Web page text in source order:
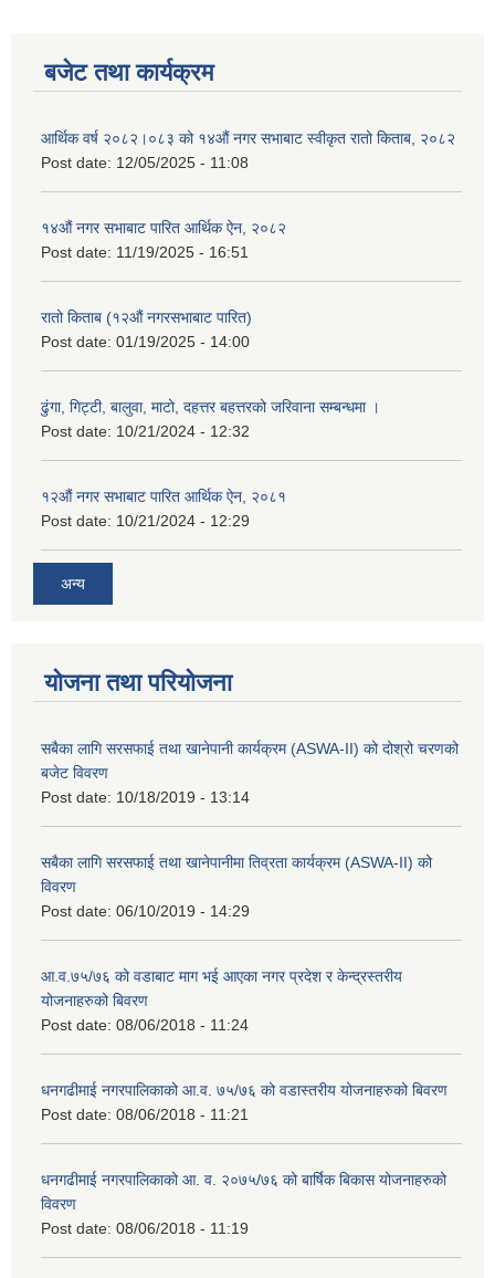
बजेट तथा कार्यक्रम
आर्थिक वर्ष २०८२।०८३ को १४औं नगर सभाबाट स्वीकृत रातो किताब, २०८२
Post date: 12/05/2025 - 11:08
१४औं नगर सभाबाट पारित आर्थिक ऐन, २०८२
Post date: 11/19/2025 - 16:51
रातो किताब (१२औं नगरसभाबाट पारित)
Post date: 01/19/2025 - 14:00
ढुंगा, गिट्टी, बालुवा, माटो, दहत्तर बहत्तरको जरिवाना सम्बन्धमा ।
Post date: 10/21/2024 - 12:32
१२औं नगर सभाबाट पारित आर्थिक ऐन, २०८१
Post date: 10/21/2024 - 12:29
अन्य
योजना तथा परियोजना
सबैका लागि सरसफाई तथा खानेपानी कार्यक्रम (ASWA-II) को दोश्रो चरणको
बजेट विवरण
Post date: 10/18/2019 - 13:14
सबैका लागि सरसफाई तथा खानेपानीमा तिव्रता कार्यक्रम (ASWA-II) को
विवरण
Post date: 06/10/2019 - 14:29
आ.व.७५/७६ को वडाबाट माग भई आएका नगर प्रदेश र केन्द्रस्तरीय
योजनाहरुको बिवरण
Post date: 08/06/2018 - 11:24
धनगढीमाई नगरपालिकाको आ.व. ७५/७६ को वडास्तरीय योजनाहरुको बिवरण
Post date: 08/06/2018 - 11:21
धनगढीमाई नगरपालिकाको आ. व. २०७५/७६ को बार्षिक बिकास योजनाहरुको
विवरण
Post date: 08/06/2018 - 11:19